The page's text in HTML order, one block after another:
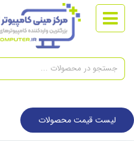
لیست قیمت محصولات